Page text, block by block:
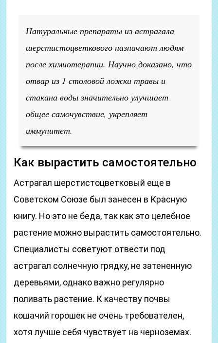
Натуральные препараты из астрагала
шерстистоцветкового назначают людям
после химиотерапии. Научно доказано, что
отвар из 1 столовой ложки травы и
стакана воды значительно улучшает
общее самочувствие, укрепляет
иммунитет.
Как вырастить самостоятельно
Астрагал шерстистоцветковый еще в
Советском Союзе был занесен в Красную
книгу. Но это не беда, так как это целебное
растение можно вырастить самостоятельно.
Специалисты советуют отвести под
астрагал солнечную грядку, не затененную
деревьями, однако важно регулярно
поливать растение. К качеству почвы
кошачий горошек не очень требователен,
хотя лучше себя чувствует на черноземах.